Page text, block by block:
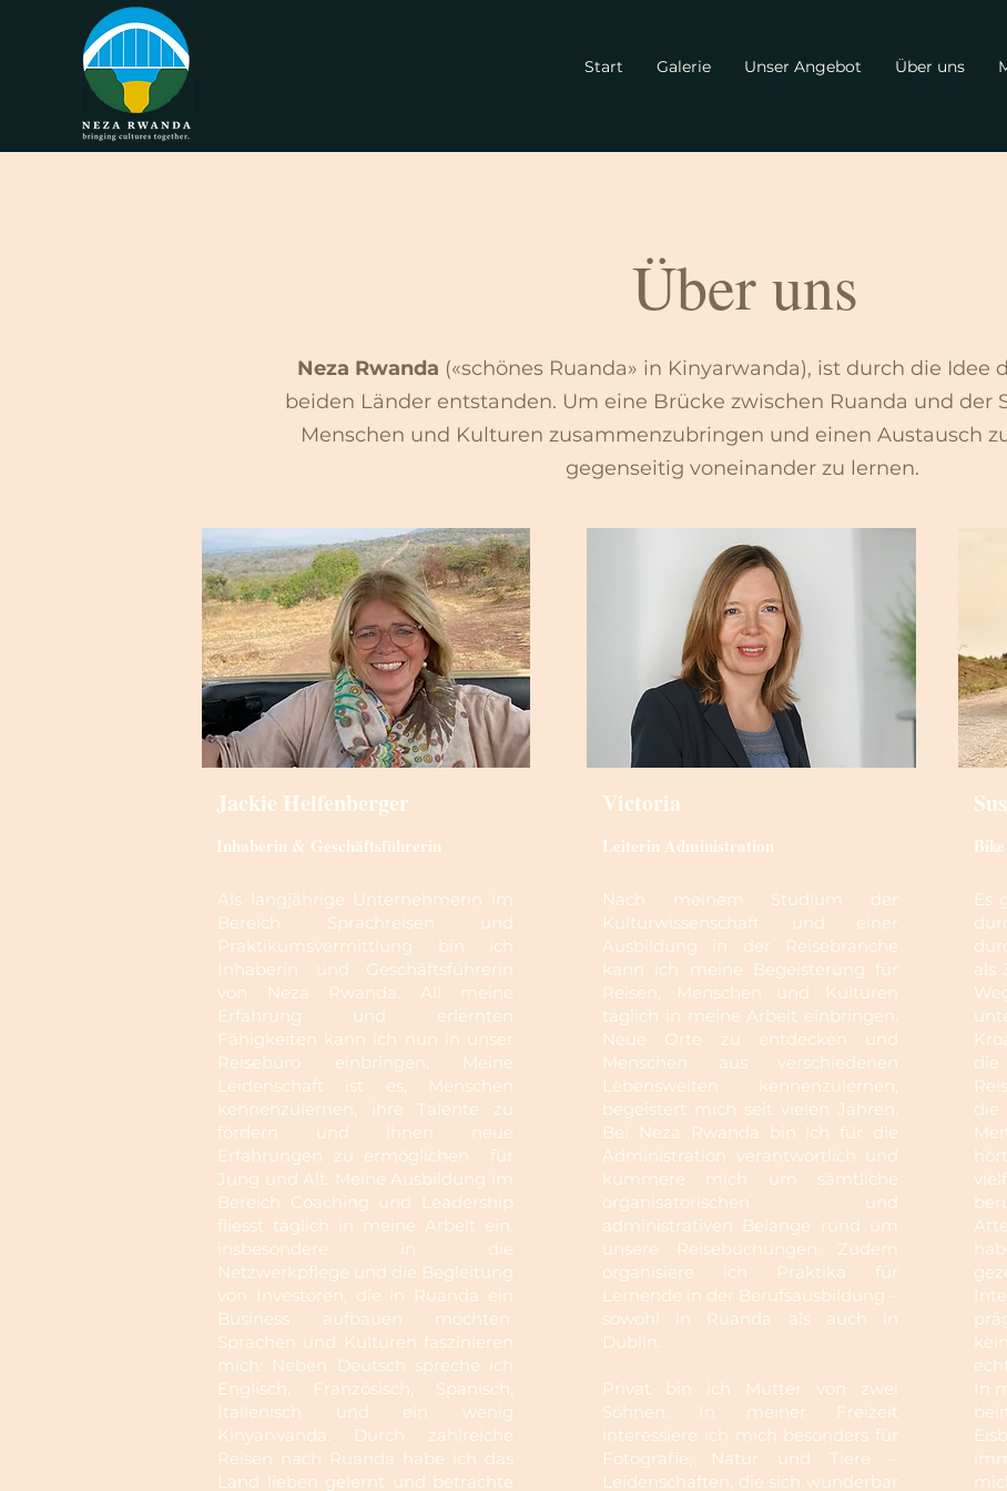
Start Galerie Unser Angebot Über uns
Über uns
Neza Rwanda («schönes Ruanda» in Kinyarwanda), ist durch die Idee
beiden Länder entstanden. Um eine Brücke zwischen Ruanda und der
Menschen und Kulturen zusammenzubringen und einen Austausch
gegenseitig voneinander zu lernen.
Jackie Helfenberger
Inhaberin & Geschäftsführerin
Als langjährige Unternehmerin im
Bereich Sprachreisen und
Praktikumsvermittlung bin ich
Inhaberin und Geschäftsführerin
von Neza Rwanda. All meine
Erfahrung und erlernten
Fähigkeiten kann ich nun in unser
Reisebüro einbringen. Meine
Leidenschaft ist es, Menschen
kennenzulernen, ihre Talente zu
fördern und ihnen neue
Erfahrungen zu ermöglichen für
Jung und Alt. Meine Ausbildung im
Bereich Coaching und Leadership
fliesst täglich in meine Arbeit ein,
insbesondere in die
Netzwerkpflege und die Begleitung
von Investoren, die in Ruanda ein
Business aufbauen möchten.
Sprachen und Kulturen faszinieren
mich: Neben Deutsch spreche ich
Englisch, Französisch, Spanisch,
Italienisch und ein wenig
Kinyarwanda. Durch zahlreiche
Reisen nach Ruanda habe ich das
Land lieben gelernt und betrachte
Victoria
Leiterin Administration
Nach meinem Studium der
Kulturwissenschaft und einer
Ausbildung in der Reisebranche
kann ich meine Begeisterung für
Reisen, Menschen und Kulturen
täglich in meine Arbeit einbringen.
Neue Orte zu entdecken und
Menschen aus verschiedenen
Lebenswelten kennenzulernen,
begeistert mich seit vielen Jahren.
Bei Neza Rwanda bin ich für die
Administration verantwortlich und
kümmere mich um sämtliche
organisatorischen und
administrativen Belange rund um
unsere Reisebuchungen. Zudem
organisiere ich Praktika für
Lernende in der Berufsausbildung –
sowohl in Ruanda als auch in
Dublin.
Privat bin ich Mutter von zwei
Söhnen. In meiner Freizeit
interessiere ich mich besonders für
Fotografie, Natur und Tiere –
Leidenschaften, die sich wunderbar
Es
als
die
In